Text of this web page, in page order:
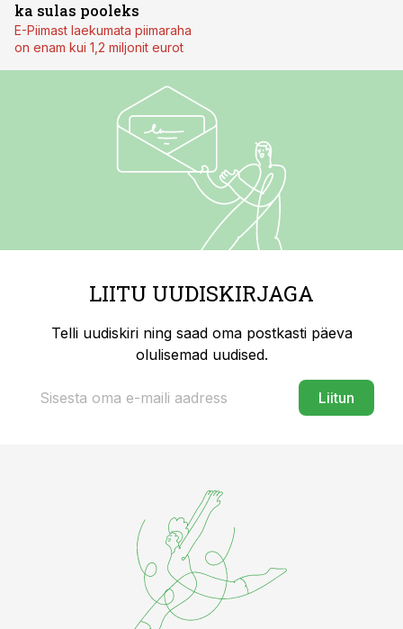
ka sulas pooleks
E-Piimast laekumata piimaraha
on enam kui 1,2 miljonit eurot
LIITU UUDISKIRJAGA
Telli uudiskiri ning saad oma postkasti päeva
olulisemad uudised.
Liitun